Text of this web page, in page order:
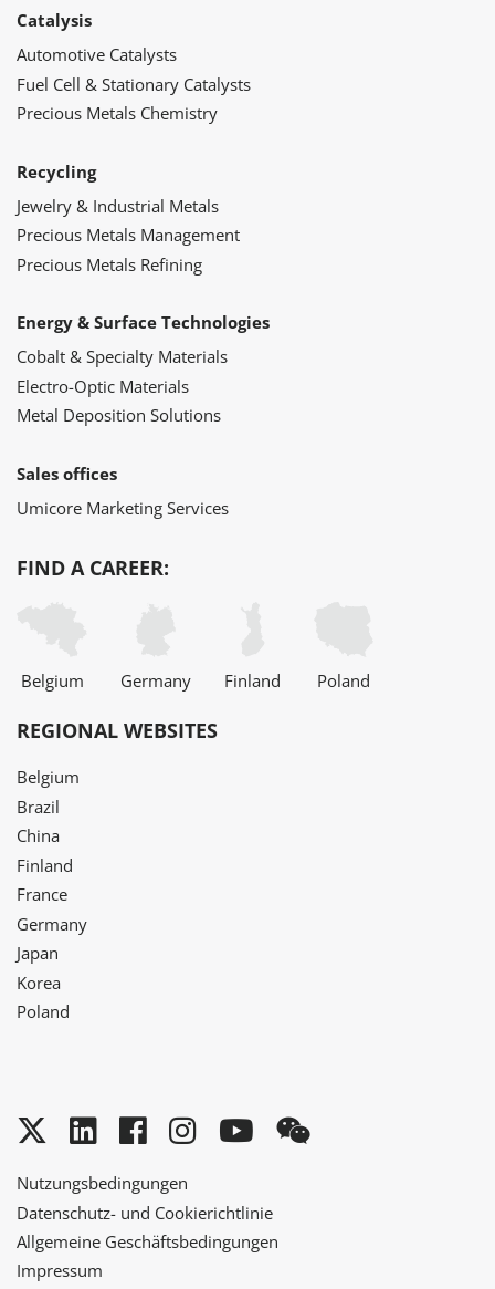
Catalysis
Automotive Catalysts
Fuel Cell & Stationary Catalysts
Precious Metals Chemistry
Recycling
Jewelry & Industrial Metals
Precious Metals Management
Precious Metals Refining
Energy & Surface Technologies
Cobalt & Specialty Materials
Electro-Optic Materials
Metal Deposition Solutions
Sales offices
Umicore Marketing Services
FIND A CAREER:
Belgium Germany Finland Poland
REGIONAL WEBSITES
Belgium
Brazil
China
Finland
France
Germany
Japan
Korea
Poland
Twitter
LinkedInFacebook
Instagram
YouTube
Nutzungsbedingungen
Datenschutz- und Cookierichtlinie
Allgemeine Geschäftsbedingungen
Impressum